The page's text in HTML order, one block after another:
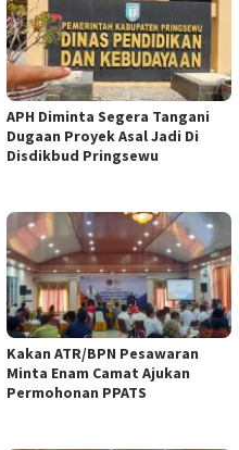
APH Diminta Segera Tangani
Dugaan Proyek Asal Jadi Di
Disdikbud Pringsewu
Kakan ATR/BPN Pesawaran
Minta Enam Camat Ajukan
Permohonan PPATS